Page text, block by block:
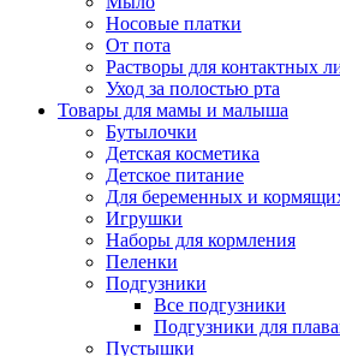
Носовые платки
От пота
Растворы для контактных
Уход за полостью рта
Товары для мамы и малыша
Бутылочки
Детская косметика
Детское питание
Для беременных и
Игрушки
Наборы для кормления
Пеленки
Подгузники
Все подгузники
Подгузники для
Пустышки